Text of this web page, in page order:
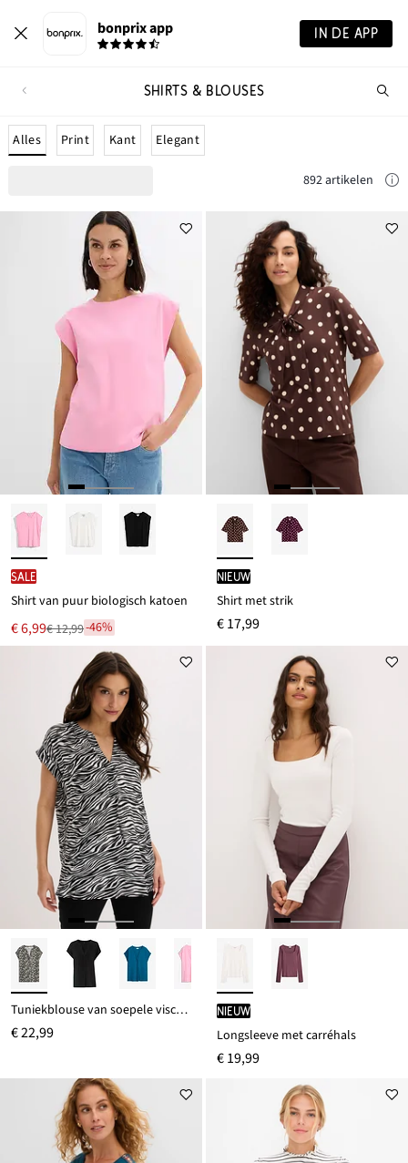
bonprix app IN DE APP
SHIRTS & BLOUSES
Alles Print Kant Elegant
892 artikelen
SALE
Shirt van puur biologisch katoen
Nu
voor
€ 6,99
Van € 12,99-46%
Nieuw
Shirt met strik
€ 17,99
Tuniekblouse van soepele viscose
€ 22,99
Nieuw
Longsleeve met carréhals
€ 19,99